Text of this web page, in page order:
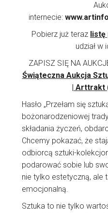
internecie:
Pobierz już teraz
udział w
ZAPISZ SIĘ NA
Świąteczna Aukcja
| Arttrakt
Hasło „Przełam się
bożonarodzeniowej
składania życzeń,
Chcemy pokazać, że
odbiorcą sztuki-
podarować sobie lub
nie tylko estetyczną, ale
emocjonalną.
Sztuka to nie tylko